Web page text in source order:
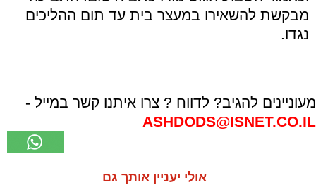
מבקשת להשאירו במעצר בית עד תום ההליכים
נגדו.
מעוניינים להגיב? לדווח ? צרו איתנו קשר במייל -
ASHDODS@ISNET.CO.IL
אולי יעניין אותך גם